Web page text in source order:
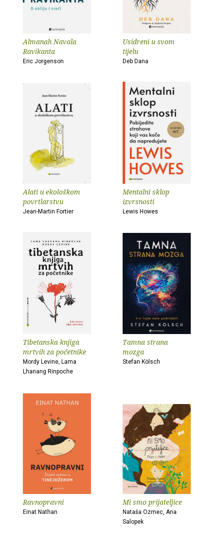
Almanah Navala
Ravikanta
Eric Jorgenson
Usidreni u svom
tijelu
Deb Dana
Alati u ekološkom
povrtlarstvu
Jean-Martin Fortier
Mentalni sklop
izvrsnosti
Lewis Howes
Tibetanska knjiga
mrtvih za početnike
Mordy Levine, Lama
Lhanang Rinpoche
Tamna strana
mozga
Stefan Kölsch
Ravnopravni
Einat Nathan
Mi smo prijateljice
Nataša Ozmec, Ana
Salopek